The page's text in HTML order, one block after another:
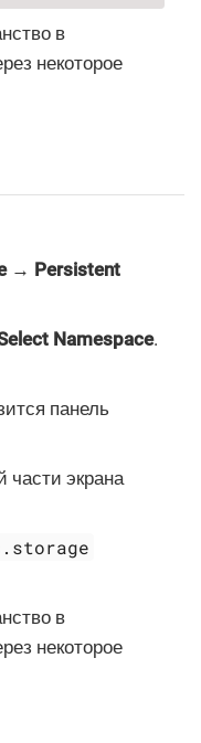
в
некоторое
→ Persistent
Namespace.
панель
части экрана
в
некоторое